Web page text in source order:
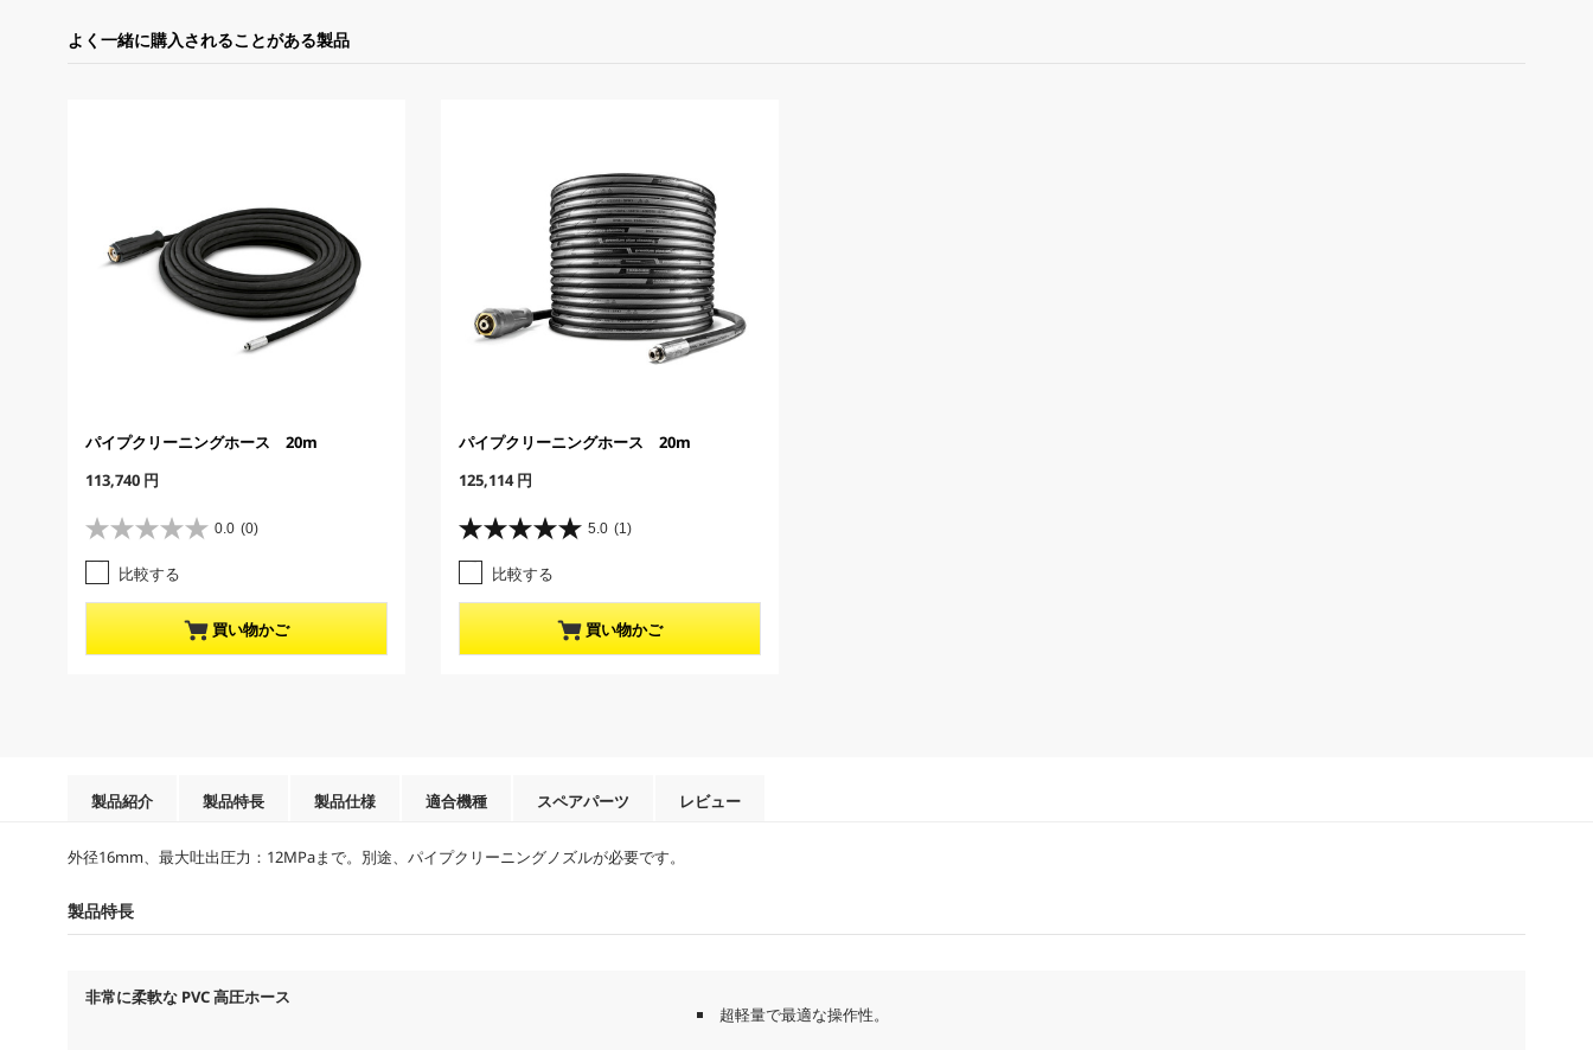
よく一緒に購入されることがある製品
パイプクリーニングホース 20m
C
r
r
e
n
t
p
r
e
113,740 円
0.0 (0)
星
0
.
0
5
比較する
買い物かご
パイプクリーニングホース 20m
C
r
r
e
n
t
p
r
r
e
125,114 円
5.0 (1)
星
5
.
0
5
ビ
ュ
件
比較する
買い物かご
製品紹介 製品特長 製品仕様 適合機種 スペアパーツ レビュー
外径16mm、最大吐出圧力：12MPaまで。別途、パイプクリーニングノズルが必要です。
製品特長
非常に柔軟な PVC 高圧ホース
超軽量で最適な操作性。